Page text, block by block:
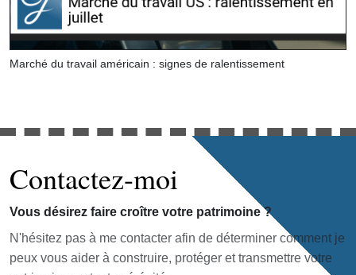
Marché du travail américain : signes de ralentissement
Contactez-moi
Vous désirez faire croître votre patrimoine ?
N'hésitez pas à me contacter afin de déterminer comment je
peux vous aider à construire, protéger et transmettre votre